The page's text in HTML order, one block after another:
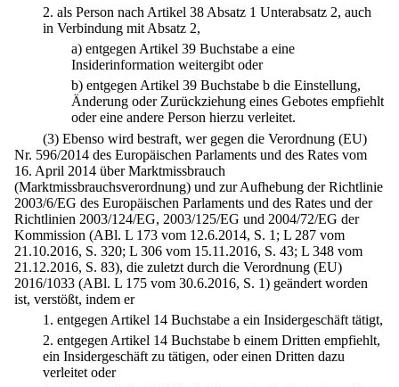
2. als Person nach Artikel 38 Absatz 1 Unterabsatz 2, auch
in Verbindung mit Absatz 2,
a) entgegen Artikel 39 Buchstabe a eine
Insiderinformation weitergibt oder
b) entgegen Artikel 39 Buchstabe b die Einstellung,
Änderung oder Zurückziehung eines Gebotes empfiehlt
oder eine andere Person hierzu verleitet.
(3) Ebenso wird bestraft, wer gegen die Verordnung (EU)
Nr. 596/2014 des Europäischen Parlaments und des Rates vom
16. April 2014 über Marktmissbrauch
(Marktmissbrauchsverordnung) und zur Aufhebung der Richtlinie
2003/6/EG des Europäischen Parlaments und des Rates und der
Richtlinien 2003/124/EG, 2003/125/EG und 2004/72/EG der
Kommission (ABl. L 173 vom 12.6.2014, S. 1; L 287 vom
21.10.2016, S. 320; L 306 vom 15.11.2016, S. 43; L 348 vom
21.12.2016, S. 83), die zuletzt durch die Verordnung (EU)
2016/1033 (ABl. L 175 vom 30.6.2016, S. 1) geändert worden
ist, verstößt, indem er
1. entgegen Artikel 14 Buchstabe a ein Insidergeschäft tätigt,
2. entgegen Artikel 14 Buchstabe b einem Dritten empfiehlt,
ein Insidergeschäft zu tätigen, oder einen Dritten dazu
verleitet oder